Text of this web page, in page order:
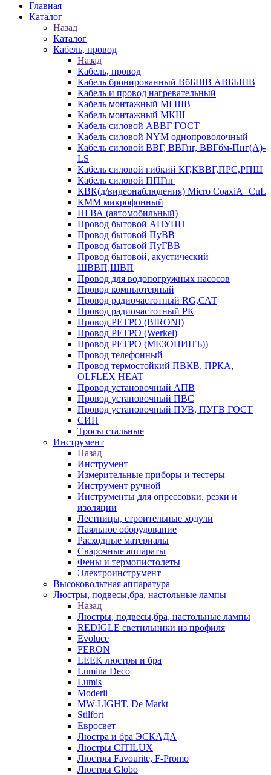
Главная
Каталог
Назад
Каталог
Кабель, провод
Назад
Кабель, провод
Кабель бронированный ВбБШВ АВББШВ
Кабель и провод нагревательный
Кабель монтажный МГШВ
Кабель монтажный МКШ
Кабель силовой АВВГ ГОСТ
Кабель силовой NYM однопроволочный
Кабель силовой ВВГ, ВВГнг, ВВГбм-Пнг(А)-
LS
Кабель силовой гибкий КГ,КВВГ,ПРС,РПШ
Кабель силовой ППГнг
КВК(д/видеонаблюдения) Micro CoaxiA+CuL
КММ микрофонный
ПГВА (автомобильный)
Провод бытовой АПУНП
Провод бытовой ПуВВ
Провод бытовой ПуГВВ
Провод бытовой, акустический
ШВВП,ШВП
Провод для водопогружных насосов
Провод компьютерный
Провод радиочастотный RG,САТ
Провод радиочастотный РК
Провод РЕТРО (BIRONI)
Провод РЕТРО (Werkel)
Провод РЕТРО (МЕЗОНИНЪ))
Провод телефонный
Провод термостойкий ПВКВ, ПРКА,
OLFLEX HEAT
Провод установочный АПВ
Провод установочный ПВС
Провод установочный ПУВ, ПУГВ ГОСТ
СИП
Тросы стальные
Инструмент
Назад
Инструмент
Измерительные приборы и тестеры
Инструмент ручной
Инструменты для опрессовки, резки и
изоляции
Лестницы, строительные ходули
Паяльное оборудование
Расходные материалы
Сварочные аппараты
Фены и термопистолеты
Электроинструмент
Высоковольтная аппаратура
Люстры, подвесы,бра, настольные лампы
Назад
Люстры, подвесы,бра, настольные лампы
REDIGLE светильники из профиля
Evoluce
FERON
LEEK люстры и бра
Lumina Deco
Lumis
Moderli
MW-LIGHT, De Markt
Stilfort
Евросвет
Люстра и бра ЭСКАДА
Люстры CITILUX
Люстры Favourite, F-Promo
Люстры Globo